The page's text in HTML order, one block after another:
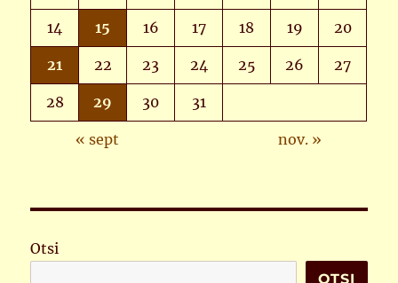
14 15 16 17 18 19 20
21 22 23 24 25 26 27
28 29 30 31
« sept nov. »
Otsi
OTSI